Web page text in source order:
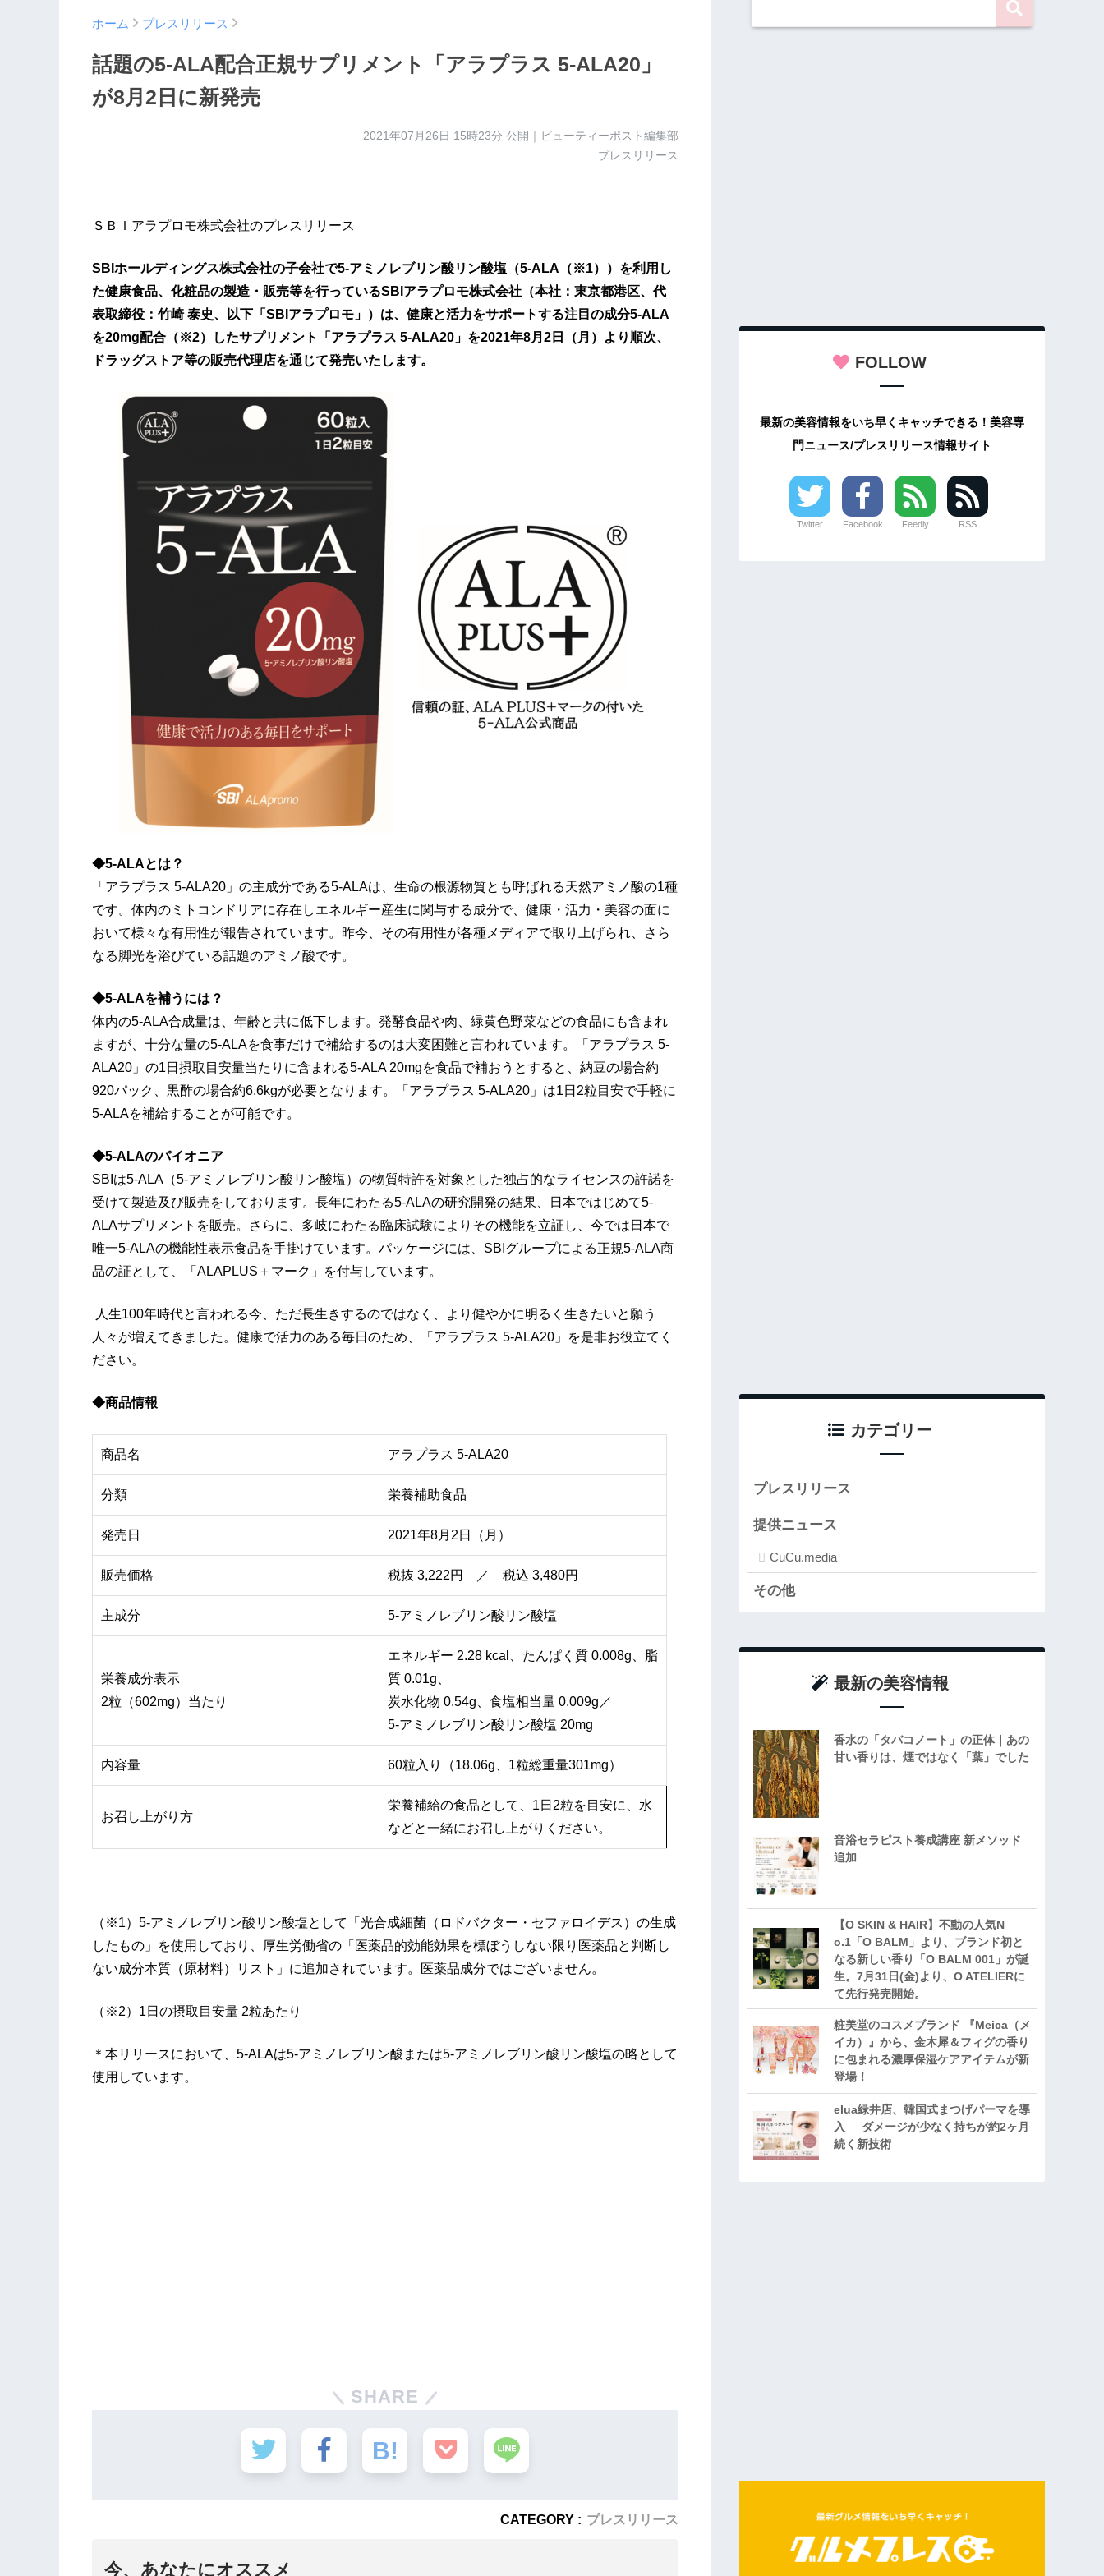
ホーム プレスリリース
話題の5-ALA配合正規サプリメント「アラプラス 5-ALA20」
が8月2日に新発売
2021年07月26日 15時23分 公開｜ビューティーポスト編集部
プレスリリース
ＳＢＩアラプロモ株式会社のプレスリリース
SBIホールディングス株式会社の子会社で5-アミノレブリン酸リン酸塩（5-ALA（※1））を利用し
た健康食品、化粧品の製造・販売等を行っているSBIアラプロモ株式会社（本社：東京都港区、代
表取締役：竹崎 泰史、以下「SBIアラプロモ」）は、健康と活力をサポートする注目の成分5-ALA
を20mg配合（※2）したサプリメント「アラプラス 5-ALA20」を2021年8月2日（月）より順次、
ドラッグストア等の販売代理店を通じて発売いたします。
◆5-ALAとは？
「アラプラス 5-ALA20」の主成分である5-ALAは、生命の根源物質とも呼ばれる天然アミノ酸の1種
です。体内のミトコンドリアに存在しエネルギー産生に関与する成分で、健康・活力・美容の面に
おいて様々な有用性が報告されています。昨今、その有用性が各種メディアで取り上げられ、さら
なる脚光を浴びている話題のアミノ酸です。
◆5-ALAを補うには？
体内の5-ALA合成量は、年齢と共に低下します。発酵食品や肉、緑黄色野菜などの食品にも含まれ
ますが、十分な量の5-ALAを食事だけで補給するのは大変困難と言われています。「アラプラス 5-
ALA20」の1日摂取目安量当たりに含まれる5-ALA 20mgを食品で補おうとすると、納豆の場合約
920パック、黒酢の場合約6.6kgが必要となります。「アラプラス 5-ALA20」は1日2粒目安で手軽に
5-ALAを補給することが可能です。
◆5-ALAのパイオニア
SBIは5-ALA（5-アミノレブリン酸リン酸塩）の物質特許を対象とした独占的なライセンスの許諾を
受けて製造及び販売をしております。長年にわたる5-ALAの研究開発の結果、日本ではじめて5-
ALAサプリメントを販売。さらに、多岐にわたる臨床試験によりその機能を立証し、今では日本で
唯一5-ALAの機能性表示食品を手掛けています。パッケージには、SBIグループによる正規5-ALA商
品の証として、「ALAPLUS＋マーク」を付与しています。
人生100年時代と言われる今、ただ長生きするのではなく、より健やかに明るく生きたいと願う
人々が増えてきました。健康で活力のある毎日のため、「アラプラス 5-ALA20」を是非お役立てく
ださい。
◆商品情報
商品名 アラプラス 5-ALA20
分類 栄養補助食品
発売日 2021年8月2日（月）
販売価格 税抜 3,222円 ／ 税込 3,480円
主成分 5-アミノレブリン酸リン酸塩
栄養成分表示
2粒（602mg）当たり
エネルギー 2.28 kcal、たんぱく質 0.008g、脂
質 0.01g、
炭水化物 0.54g、食塩相当量 0.009g／
5-アミノレブリン酸リン酸塩 20mg
内容量 60粒入り（18.06g、1粒総重量301mg）
お召し上がり方
栄養補給の食品として、1日2粒を目安に、水
などと一緒にお召し上がりください。
（※1）5-アミノレブリン酸リン酸塩として「光合成細菌（ロドバクター・セファロイデス）の生成
したもの」を使用しており、厚生労働省の「医薬品的効能効果を標ぼうしない限り医薬品と判断し
ない成分本質（原材料）リスト」に追加されています。医薬品成分ではございません。
（※2）1日の摂取目安量 2粒あたり
＊本リリースにおいて、5-ALAは5-アミノレブリン酸または5-アミノレブリン酸リン酸塩の略として
使用しています。
SHARE
CATEGORY : プレスリリース
今、あなたにオススメ
FOLLOW
最新の美容情報をいち早くキャッチできる！美容専
門ニュース/プレスリリース情報サイト
Twitter Facebook Feedly RSS
カテゴリー
プレスリリース
提供ニュース
CuCu.media
その他
最新の美容情報
香水の「タバコノート」の正体｜あの
甘い香りは、煙ではなく「葉」でした
音浴セラピスト養成講座 新メソッド
追加
【O SKIN & HAIR】不動の人気N
o.1「O BALM」より、ブランド初と
なる新しい香り「O BALM 001」が誕
生。7月31日(金)より、O ATELIERに
て先行発売開始。
粧美堂のコスメブランド 『Meica（メ
イカ）』から、金木犀＆フィグの香り
に包まれる濃厚保湿ケアアイテムが新
登場！
elua緑井店、韓国式まつげパーマを導
入──ダメージが少なく持ちが約2ヶ月
続く新技術